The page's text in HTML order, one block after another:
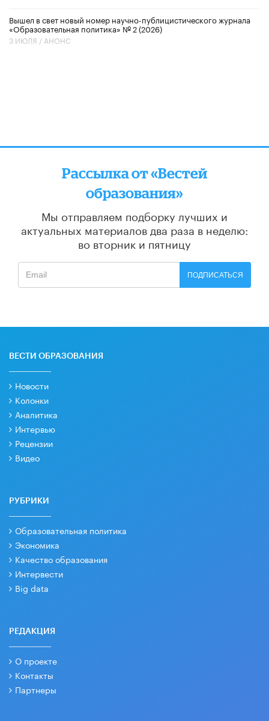
Вышел в свет новый номер научно-публицистического журнала
«Образовательная политика» № 2 (2026)
3 ИЮЛЯ / АНОНС
Рассылка от «Вестей
образования»
Мы отправляем подборку лучших и
актуальных материалов два раза в неделю:
во вторник и пятницу
ПОДПИСАТЬСЯ
ВЕСТИ ОБРАЗОВАНИЯ
Новости
Колонки
Аналитика
Интервью
Рецензии
Видео
РУБРИКИ
Образовательная политика
Экономика
Качество образования
Интервести
Big data
РЕДАКЦИЯ
О проекте
Контакты
Партнеры